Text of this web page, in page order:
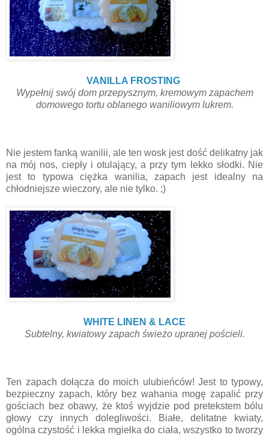
VANILLA FROSTING
Wypełnij swój dom przepysznym, kremowym zapachem
domowego tortu oblanego waniliowym lukrem.
Nie jestem fanką wanilii, ale ten wosk jest dość delikatny jak
na mój nos, ciepły i otulający, a przy tym lekko słodki. Nie
jest to typowa ciężka wanilia, zapach jest idealny na
chłodniejsze wieczory, ale nie tylko. ;)
WHITE LINEN & LACE
Subtelny, kwiatowy zapach świeżo upranej pościeli.
Ten zapach dołącza do moich ulubieńców! Jest to typowy,
bezpieczny zapach, który bez wahania mogę zapalić przy
gościach bez obawy, że ktoś wyjdzie pod pretekstem bólu
głowy czy innych dolegliwości. Białe, delitatne kwiaty,
ogólna czystość i lekka mgiełka do ciała, wszystko to tworzy